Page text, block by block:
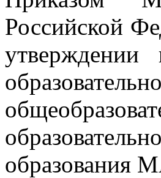
Российской
утверждении